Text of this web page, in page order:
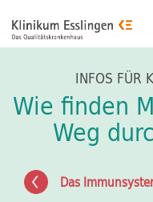
INFOS FÜR
Wie finden
Weg
Das